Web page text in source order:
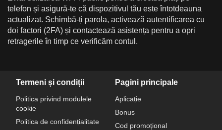
telefon și asigură-te că dispozitivul tău este întotdeauna
actualizat. Schimbă-ți parola, activează autentificarea cu
doi factori (2FA) și contactează asistența pentru a opri
retragerile în timp ce verificăm contul.
Termeni și condiții
Politica privind modulele
cookie
Politica de confidențialitate
Pagini principale
Aplicație
Bonus
Cod promoțional